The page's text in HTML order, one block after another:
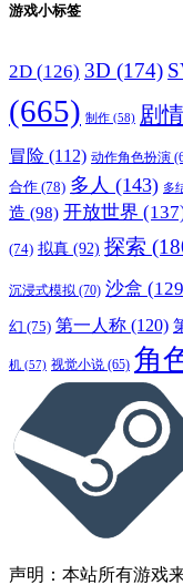
游戏小标签
2D (126) 3D (174)
(665) 制作 (58) 剧
冒险 (112) 动作角色扮演
合作 (78) 多人 (143) 多
造 (98) 开放世界
(74) 拟真 (92) 探索
沉浸式模拟 (70) 沙盒
幻 (75) 第一人称 (120)
机 (57) 视觉小说 (65) 角
声明：本站所有游戏